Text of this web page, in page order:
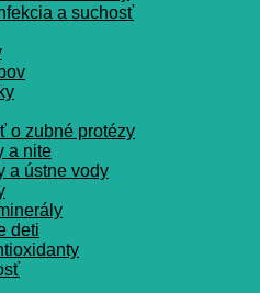
a suchosť
o zubné protézy
a nite
a ústne vody
deti